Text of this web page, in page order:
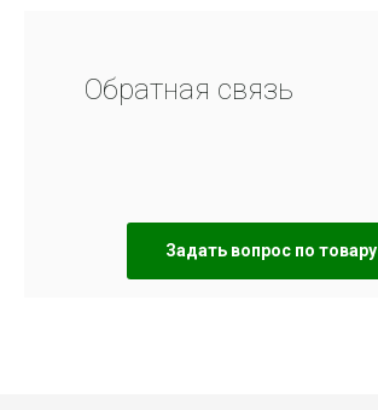
Обратная связь
Задать вопрос по товару